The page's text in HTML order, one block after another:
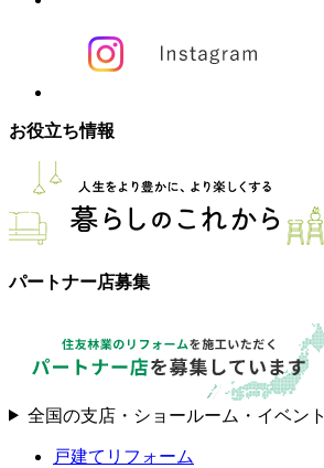
お役立ち情報
パートナー店募集
全国の支店・ショールーム・イベント
戸建てリフォーム